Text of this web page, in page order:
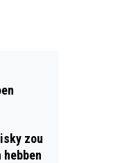
zou